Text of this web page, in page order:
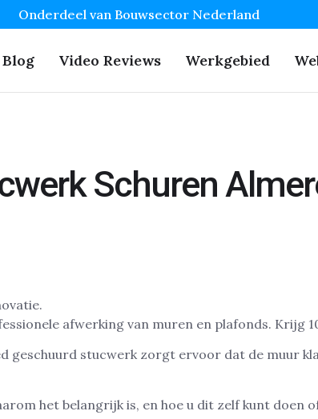
Onderdeel van Bouwsector Nederland
Blog Video Reviews Werkgebied
Schuren
afwerking van muren en plafonds. Krijg
geschuurd stucwerk zorgt ervoor dat de muur
het belangrijk is, en hoe u dit zelf kunt doen